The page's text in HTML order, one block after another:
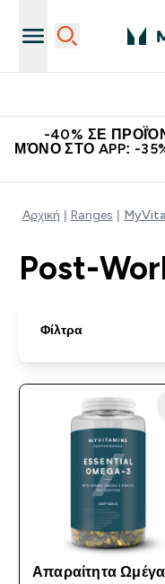
-40% ΣΕ
ΜΌΝΟ ΣΤΟ APP: -
Αρχική Ranges
Post-
Φίλτρα
Απαραίτητα